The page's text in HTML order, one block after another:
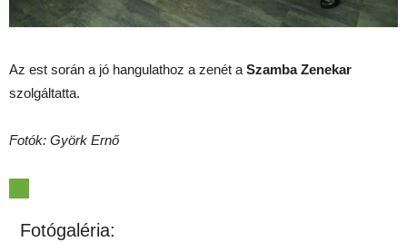
Az est során a jó hangulathoz a zenét a Szamba Zenekar
szolgáltatta.
Fotók: Györk Ernő
Fotógaléria: